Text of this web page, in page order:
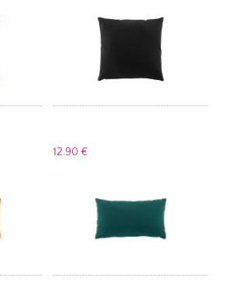
12.90 €